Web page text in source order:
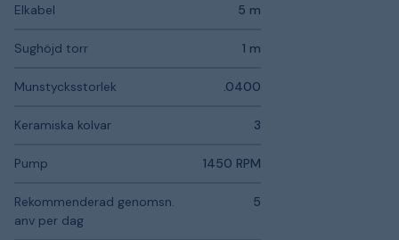
Elkabel 5 m
Sughöjd torr 1 m
Munstycksstorlek .0400
Keramiska kolvar 3
Pump 1450 RPM
Rekommenderad genomsn.
anv per dag
5